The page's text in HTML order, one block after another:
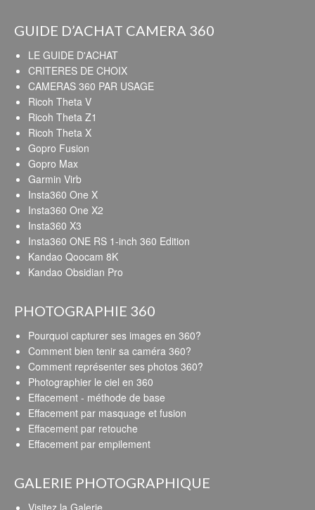
GUIDE D’ACHAT CAMERA 360
LE GUIDE D'ACHAT
CRITERES DE CHOIX
CAMERAS 360 PAR USAGE
Ricoh Theta V
Ricoh Theta Z1
Ricoh Theta X
Gopro Fusion
Gopro Max
Garmin Virb
Insta360 One X
Insta360 One X2
Insta360 X3
Insta360 ONE RS 1-inch 360 Edition
Kandao Qoocam 8K
Kandao Obsidian Pro
PHOTOGRAPHIE 360
Pourquoi capturer ses images en 360?
Comment bien tenir sa caméra 360?
Comment représenter ses photos 360?
Photographier le ciel en 360
Effacement - méthode de base
Effacement par masquage et fusion
Effacement par retouche
Effacement par empilement
GALERIE PHOTOGRAPHIQUE